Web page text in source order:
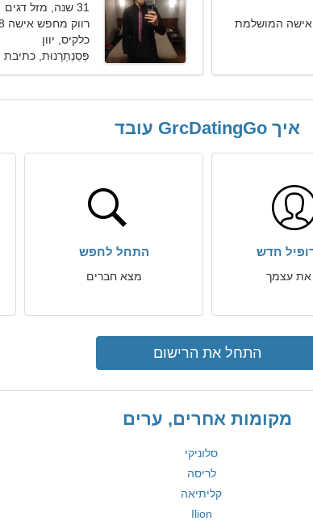
המושלמת
31 שנה, מזל דגים
רווק מחפש אישה 21-28
כלקיס, יוון
פְּסַנְתְרָנוּת, כתיבת
איך GrcDatingGo עובד
חדש
עצמך
התחל לחפש
מצא חברים
התחל את הרישום
מקומות אחרים, ערים
סלוניקי
לריסה
קליתיאה
Ilion